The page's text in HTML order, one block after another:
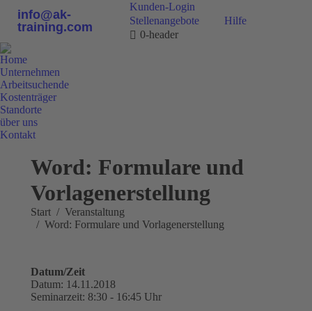
info@ak-
training.com
Kunden-Login
Stellenangebote
Hilfe
0-header
Home
Unternehmen
Arbeitsuchende
Kostenträger
Standorte
über uns
Kontakt
Word: Formulare und
Vorlagenerstellung
Sie befinden sich hier:
Start
Veranstaltung
Word: Formulare und Vorlagenerstellung
Datum/Zeit
Datum: 14.11.2018
Seminarzeit: 8:30 - 16:45 Uhr